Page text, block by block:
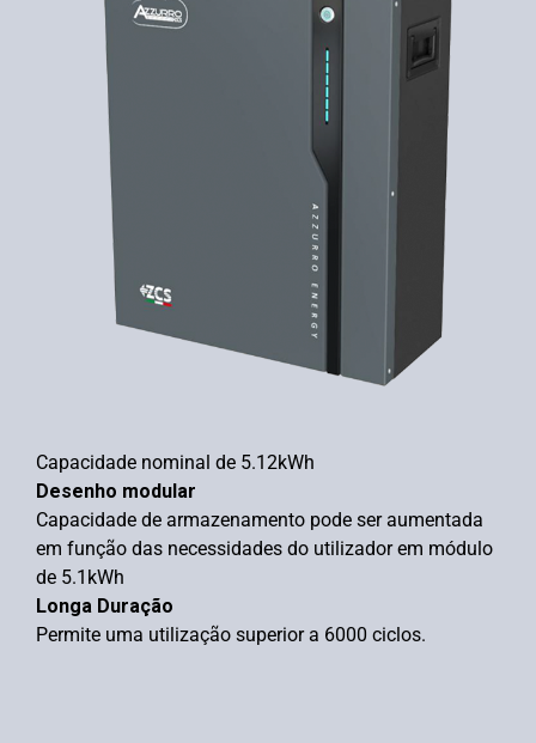
Capacidade nominal de 5.12kWh
Desenho modular
Capacidade de armazenamento pode ser aumentada
em função das necessidades do utilizador em módulo
de 5.1kWh
Longa Duração
Permite uma utilização superior a 6000 ciclos.